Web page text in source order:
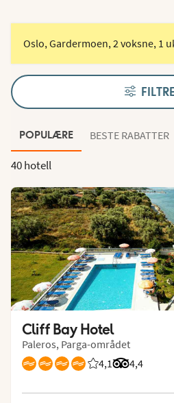
Oslo, Gardermoen, 2 voksne, 1
POPULÆRE BESTE RABATTER
40 hotell
Cliff Bay Hotel
Paleros, Parga-området
4,1
Vurdering fra
4,4
Vurdering